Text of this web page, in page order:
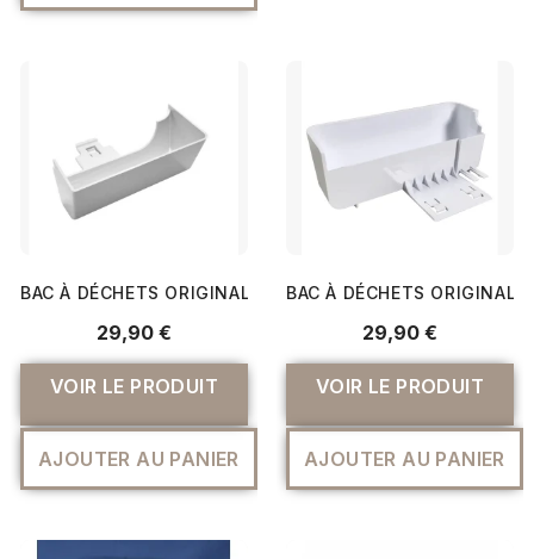
BAC À DÉCHETS ORIGINAL POUR SURJETEUSE 4234D -
29,90 €
VOIR LE PRODUIT
AJOUTER AU PANIER
BAC À DÉCHETS ORIGINAL
29,90 €
VOIR LE PRODUIT
AJOUTER AU PANIER